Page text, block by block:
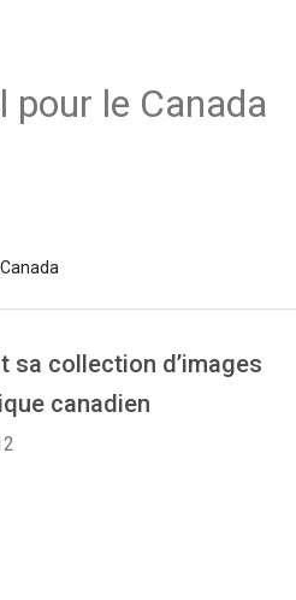
pour le Canada
sa collection d’images
canadien